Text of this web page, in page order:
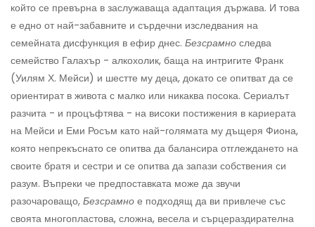
който се превърна в заслужаваща адаптация държава. И това
е едно от най-забавните и сърдечни изследвания на
семейната дисфункция в ефир днес. Безсрамно следва
семейство Галахър - алкохолик, баща на интригите Франк
(Уилям Х. Мейси) и шестте му деца, докато се опитват да се
ориентират в живота с малко или никаква посока. Сериалът
разчита - и процъфтява - на високи постижения в кариерата
на Мейси и Еми Росъм като най-голямата му дъщеря Фиона,
която непрекъснато се опитва да балансира отглеждането на
своите братя и сестри и се опитва да запази собствения си
разум. Въпреки че предпоставката може да звучи
разочароващо, Безсрамно е подходящ да ви привлече със
своята многопластова, сложна, весела и сърцераздирателна